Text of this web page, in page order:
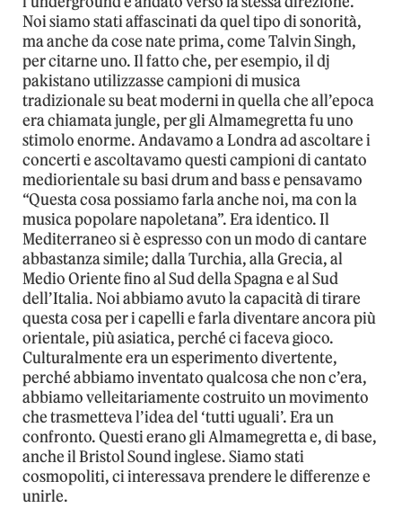
Noi siamo stati affascinati da quel tipo di sonorità,
ma anche da cose nate prima, come Talvin Singh,
per citarne uno. Il fatto che, per esempio, il dj
pakistano utilizzasse campioni di musica
tradizionale su beat moderni in quella che all’epoca
era chiamata jungle, per gli Almamegretta fu uno
stimolo enorme. Andavamo a Londra ad ascoltare i
concerti e ascoltavamo questi campioni di cantato
mediorientale su basi drum and bass e pensavamo
“Questa cosa possiamo farla anche noi, ma con la
musica popolare napoletana”. Era identico. Il
Mediterraneo si è espresso con un modo di cantare
abbastanza simile; dalla Turchia, alla Grecia, al
Medio Oriente fino al Sud della Spagna e al Sud
dell’Italia. Noi abbiamo avuto la capacità di tirare
questa cosa per i capelli e farla diventare ancora più
orientale, più asiatica, perché ci faceva gioco.
Culturalmente era un esperimento divertente,
perché abbiamo inventato qualcosa che non c’era,
abbiamo velleitariamente costruito un movimento
che trasmetteva l’idea del ‘tutti uguali’. Era un
confronto. Questi erano gli Almamegretta e, di base,
anche il Bristol Sound inglese. Siamo stati
cosmopoliti, ci interessava prendere le differenze e
unirle.